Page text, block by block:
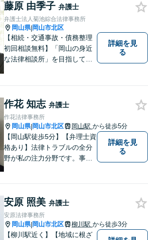
相談ください。依頼者さまの
サポートができるよう努めて
まいります。
藤原 由季子 弁護士
弁護士法人菊池綜合法律事務所
岡山県|岡山市北区
【相続・交通事故・債務整理
初回相談無料】「岡山の身近
な法律相談所」を目指してい
んなささいなことでも構いま
せん。お気軽にご相談くださ
い。【土曜日も受付可能】
【専用駐車場あり】
詳細を見
る
作花 知志 弁護士
作花法律事務所
岡山県|岡山市北区 岡山駅 から徒歩5分
【岡山駅徒歩5分】【弁理士資
格あり】法律トラブルの全分
野が私の注力分野です。事務
ラス対応】【後払い対応】
【日弁連国際人権問題委員会
所属】お困りの方は、お気軽
にご相談下さい。
詳細を見
る
安原 照美 弁護士
安原法律事務所
岡山県|岡山市北区 柳川駅 から徒歩3分
【柳川駅近く】【地域に根ざ